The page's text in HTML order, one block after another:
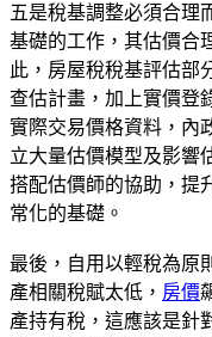
五是稅基調整必須合理
基礎的工作，其估價合
此，房屋稅稅基評估部
查估計畫，加上實價登
實際交易價格資料，內
立大量估價模型及影響
搭配估價師的協助，提
常化的基礎。
最後，自用以輕稅為原
產相關稅賦太低， 房價
產持有稅，這應該是針